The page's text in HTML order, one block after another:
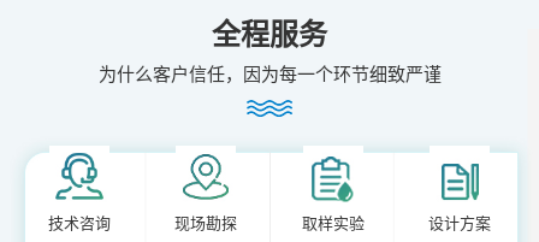
全程服务
为什么客户信任，因为每一个环节细致严谨
技术咨询 现场勘探 取样实验 设计方案